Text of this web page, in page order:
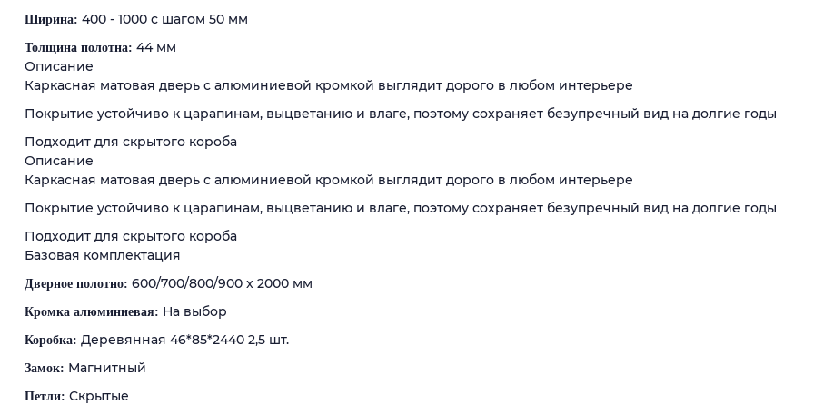
Ширина: 400 - 1000 с шагом 50 мм
Толщина полотна: 44 мм
Описание
Каркасная матовая дверь с алюминиевой кромкой выглядит дорого в любом интерьере
Покрытие устойчиво к царапинам, выцветанию и влаге, поэтому сохраняет безупречный вид на долгие годы
Подходит для скрытого короба
Описание
Каркасная матовая дверь с алюминиевой кромкой выглядит дорого в любом интерьере
Покрытие устойчиво к царапинам, выцветанию и влаге, поэтому сохраняет безупречный вид на долгие годы
Подходит для скрытого короба
Базовая комплектация
Дверное полотно: 600/700/800/900 x 2000 мм
Кромка алюминиевая: На выбор
Коробка: Деревянная 46*85*2440 2,5 шт.
Замок: Магнитный
Петли: Скрытые